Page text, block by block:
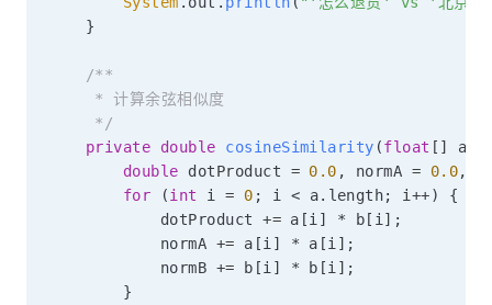
}
/**
     * 计算余弦相似度
     */
private
double cosineSimilarity (float [ ] a
double dotProduct = 0.0 , normA = 0.0,
for
(int i = 0 ; i < a. length; i ++)
{
            dotProduct
+= a [i ] * b [ i ] ;
            normA
+= a [i ] * a [i ] ;
            normB
+= b [i ] * b [i ] ;
}